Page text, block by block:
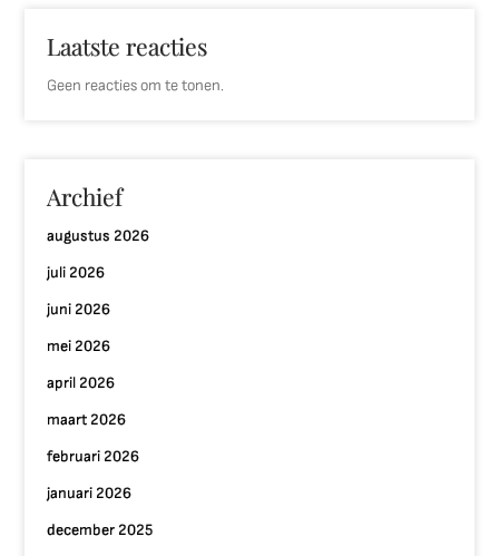
Laatste reacties
Geen reacties om te tonen.
Archief
augustus 2026
juli 2026
juni 2026
mei 2026
april 2026
maart 2026
februari 2026
januari 2026
december 2025